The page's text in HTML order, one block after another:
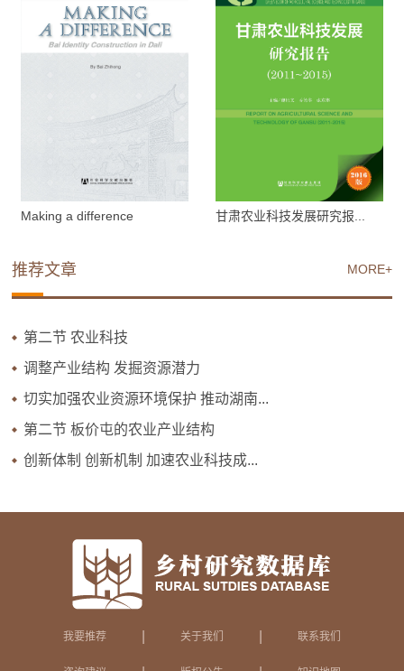
Making a difference 甘肃农业科技发展研究报...
MORE+
推荐文章
第二节 农业科技
调整产业结构 发掘资源潜力
切实加强农业资源环境保护 推动湖南...
第二节 板价屯的农业产业结构
创新体制 创新机制 加速农业科技成...
我要推荐 关于我们 联系我们